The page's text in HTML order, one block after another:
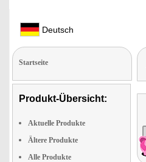
Deutsch
Startseite
Produkt-Übersicht:
Aktuelle Produkte
Ältere Produkte
Alle Produkte